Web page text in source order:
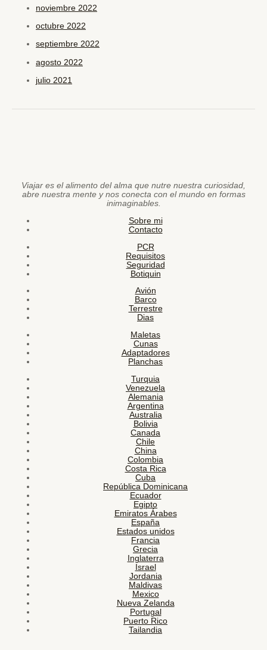
noviembre 2022
octubre 2022
septiembre 2022
agosto 2022
julio 2021
Viajar es el alimento del alma que nutre nuestra curiosidad,
abre nuestra mente y nos conecta con el mundo en formas
inimaginables.
Sobre mi
Contacto
PCR
Requisitos
Seguridad
Botiquin
Avión
Barco
Terrestre
Dias
Maletas
Cunas
Adaptadores
Planchas
Turquia
Venezuela
Alemania
Argentina
Australia
Bolivia
Canada
Chile
China
Colombia
Costa Rica
Cuba
República Dominicana
Ecuador
Egipto
Emiratos Árabes
España
Estados unidos
Francia
Grecia
Inglaterra
Israel
Jordania
Maldivas
Mexico
Nueva Zelanda
Portugal
Puerto Rico
Tailandia